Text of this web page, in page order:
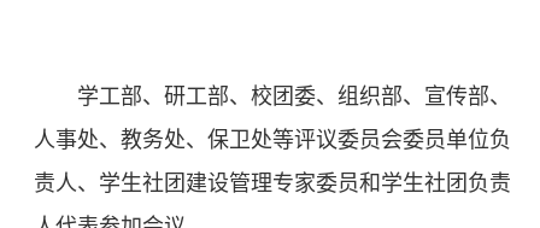
学工部、研工部、校团委、组织部、宣传部、
人事处、教务处、保卫处等评议委员会委员单位负
责人、学生社团建设管理专家委员和学生社团负责